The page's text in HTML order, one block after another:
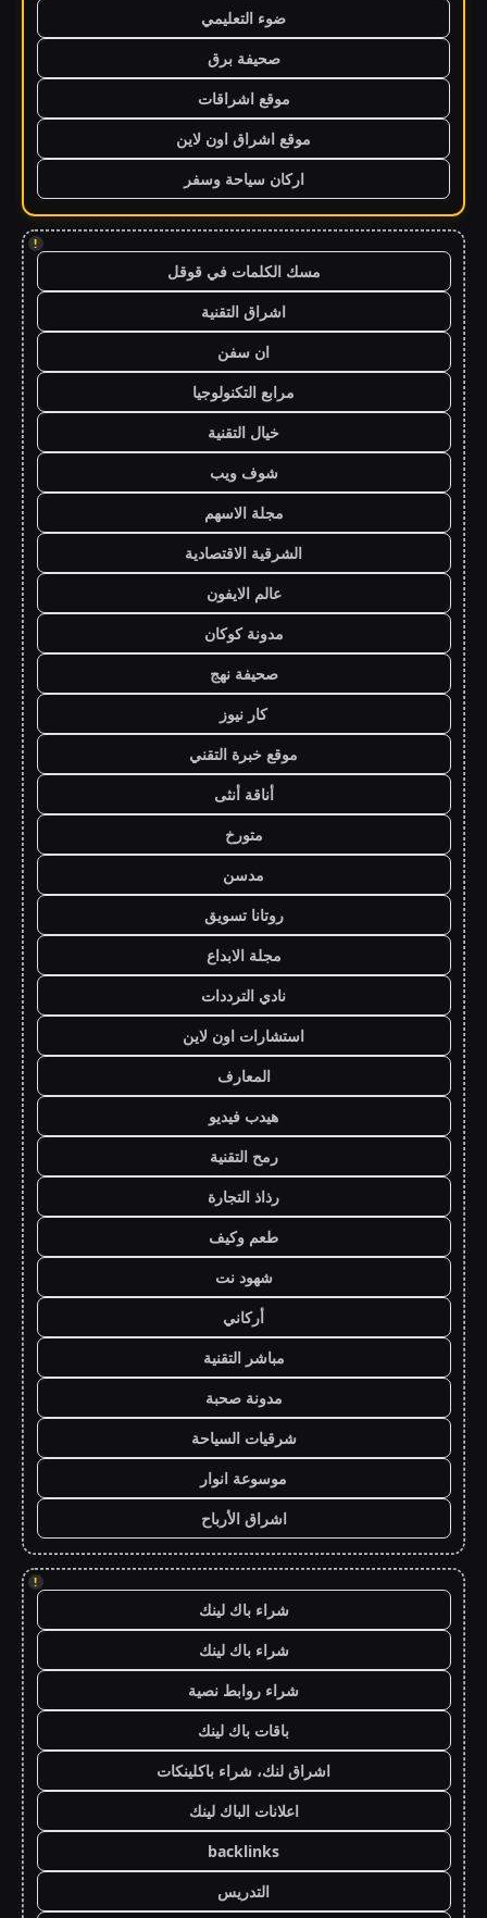
ضوء التعليمي
صحيفة برق
موقع اشراقات
موقع اشراق اون لاين
اركان سياحة وسفر
!
مسك الكلمات في قوقل
اشراق التقنية
ان سفن
مرابع التكنولوجيا
خيال التقنية
شوف ويب
مجلة الاسهم
الشرقية الاقتصادية
عالم الايفون
مدونة كوكان
صحيفة نهج
كار نيوز
موقع خبرة التقني
أناقة أنثى
متورخ
مدسن
روتانا تسويق
مجلة الابداع
نادي الترددات
استشارات اون لاين
المعارف
هيدب فيديو
رمح التقنية
رذاذ التجارة
طعم وكيف
شهود نت
أركاني
مباشر التقنية
مدونة صحبة
شرقيات السياحة
موسوعة انوار
اشراق الأرباح
!
شراء باك لينك
شراء باك لينك
شراء روابط نصية
باقات باك لينك
اشراق لنك، شراء باكلينكات
اعلانات الباك لينك
backlinks
التدريس